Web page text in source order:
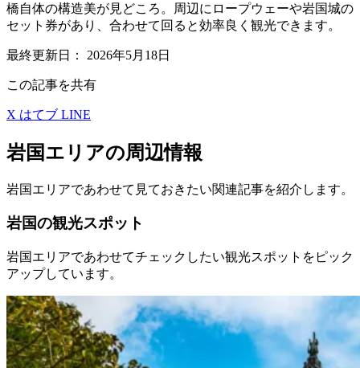
橋自体の構造美が見どころ。周辺にロープウェーや岩国城の
セット券があり、合わせて回ると効率良く観光できます。
最終更新日： 2026年5月18日
この記事を共有
X はてブ LINE
岩国エリアの周辺情報
岩国エリアであわせて見ておきたい関連記事を紹介します。
岩国の観光スポット
岩国エリアであわせてチェックしたい観光スポットをピック
アップしています。